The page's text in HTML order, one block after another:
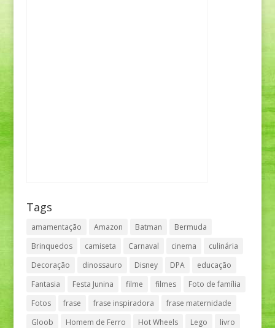
Tags
amamentação Amazon Batman
Bermuda
Brinquedos
camiseta Carnaval cinema
culinária
Decoração
dinossauro Disney DPA
educação
Fantasia
Festa Junina filme filmes
Foto de família
Fotos
frase frase inspiradora
frase maternidade
Gloob
Homem de Ferro Hot Wheels Lego livro